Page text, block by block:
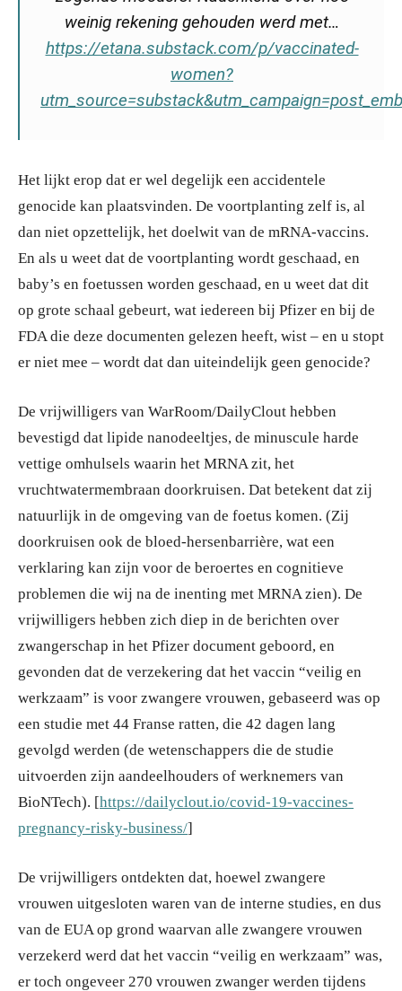
weinig rekening gehouden werd met…
https://etana.substack.com/p/vaccinated-
women?
Het lijkt erop dat er wel degelijk een accidentele
genocide kan plaatsvinden. De voortplanting zelf is, al
dan niet opzettelijk, het doelwit van de mRNA-vaccins.
En als u weet dat de voortplanting wordt geschaad, en
baby’s en foetussen worden geschaad, en u weet dat dit
op grote schaal gebeurt, wat iedereen bij Pfizer en bij de
FDA die deze documenten gelezen heeft, wist – en u stopt
er niet mee – wordt dat dan uiteindelijk geen genocide?
De vrijwilligers van WarRoom/DailyClout hebben
bevestigd dat lipide nanodeeltjes, de minuscule harde
vettige omhulsels waarin het MRNA zit, het
vruchtwatermembraan doorkruisen. Dat betekent dat zij
natuurlijk in de omgeving van de foetus komen. (Zij
doorkruisen ook de bloed-hersenbarrière, wat een
verklaring kan zijn voor de beroertes en cognitieve
problemen die wij na de inenting met MRNA zien). De
vrijwilligers hebben zich diep in de berichten over
zwangerschap in het Pfizer document geboord, en
gevonden dat de verzekering dat het vaccin “veilig en
werkzaam” is voor zwangere vrouwen, gebaseerd was op
een studie met 44 Franse ratten, die 42 dagen lang
gevolgd werden (de wetenschappers die de studie
uitvoerden zijn aandeelhouders of werknemers van
BioNTech). [https://dailyclout.io/covid-19-vaccines-
pregnancy-risky-business/]
De vrijwilligers ontdekten dat, hoewel zwangere
vrouwen uitgesloten waren van de interne studies, en dus
van de EUA op grond waarvan alle zwangere vrouwen
verzekerd werd dat het vaccin “veilig en werkzaam” was,
er toch ongeveer 270 vrouwen zwanger werden tijdens